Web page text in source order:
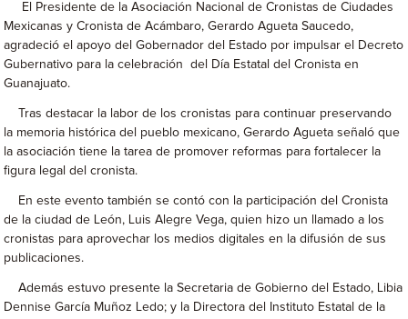
El Presidente de la Asociación Nacional de Cronistas de Ciudades
Mexicanas y Cronista de Acámbaro, Gerardo Agueta Saucedo,
agradeció el apoyo del Gobernador del Estado por impulsar el Decreto
Gubernativo para la celebración del Día Estatal del Cronista en
Guanajuato.
Tras destacar la labor de los cronistas para continuar preservando
la memoria histórica del pueblo mexicano, Gerardo Agueta señaló que
la asociación tiene la tarea de promover reformas para fortalecer la
figura legal del cronista.
En este evento también se contó con la participación del Cronista
de la ciudad de León, Luis Alegre Vega, quien hizo un llamado a los
cronistas para aprovechar los medios digitales en la difusión de sus
publicaciones.
Además estuvo presente la Secretaria de Gobierno del Estado, Libia
Dennise García Muñoz Ledo; y la Directora del Instituto Estatal de la